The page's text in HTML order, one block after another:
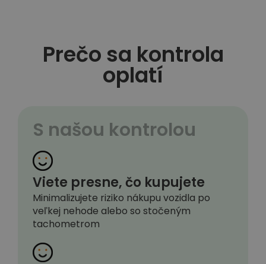
Prečo sa kontrola
oplatí
S našou kontrolou
Viete presne, čo kupujete
Minimalizujete riziko nákupu vozidla po
veľkej nehode alebo so stočeným
tachometrom